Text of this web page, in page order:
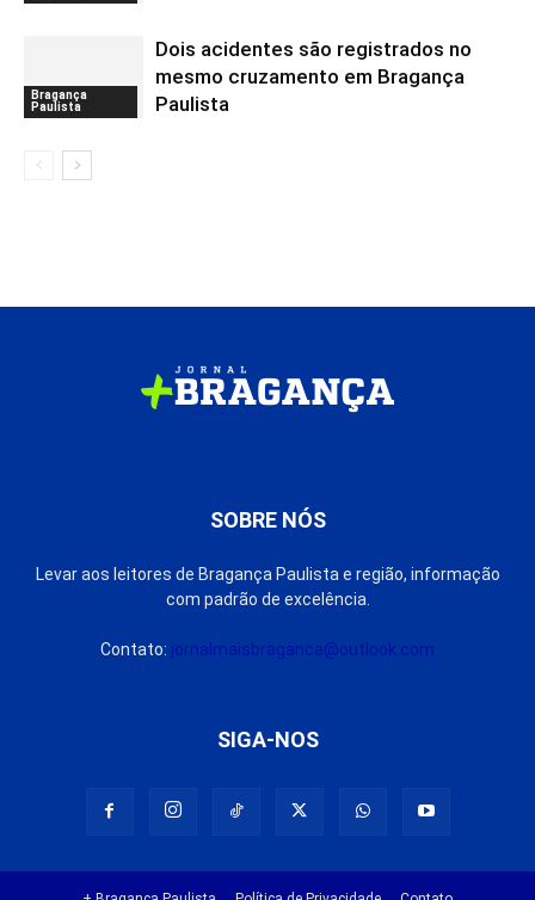
Bragança
Paulista
Dois acidentes são registrados no
mesmo cruzamento em Bragança
Paulista
SOBRE NÓS
Levar aos leitores de Bragança Paulista e região, informação
com padrão de excelência.
Contato: jornalmaisbraganca@outlook.com
SIGA-NOS